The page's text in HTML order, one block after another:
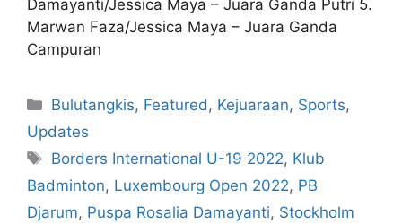
Damayanti/Jessica Maya – Juara Ganda Putri 5.
Marwan Faza/Jessica Maya – Juara Ganda
Campuran
Bulutangkis, Featured , Kejuaraan, Sports,
Updates
Borders International U-19 2022, Klub
Badminton, Luxembourg Open 2022, PB
Djarum, Puspa Rosalia Damayanti, Stockholm